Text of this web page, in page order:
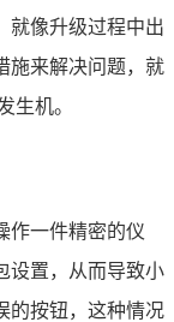
就像升级过程中出
施来解决问题，就
生机。
作一件精密的仪
设置，从而导致小
的按钮，这种情况